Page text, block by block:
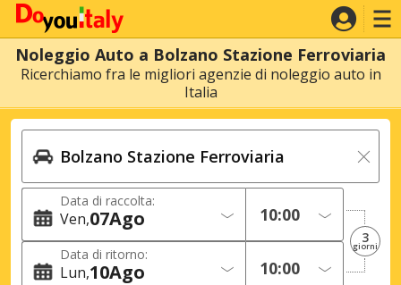
Noleggio Auto a Bolzano Stazione Ferroviaria
Ricerchiamo fra le migliori agenzie di noleggio auto in
Italia
Data di raccolta:
Ven 07Ago
Data di ritorno:
Lun 10Ago
3
giorni